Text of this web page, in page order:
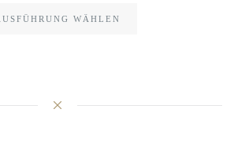
WÄHLEN